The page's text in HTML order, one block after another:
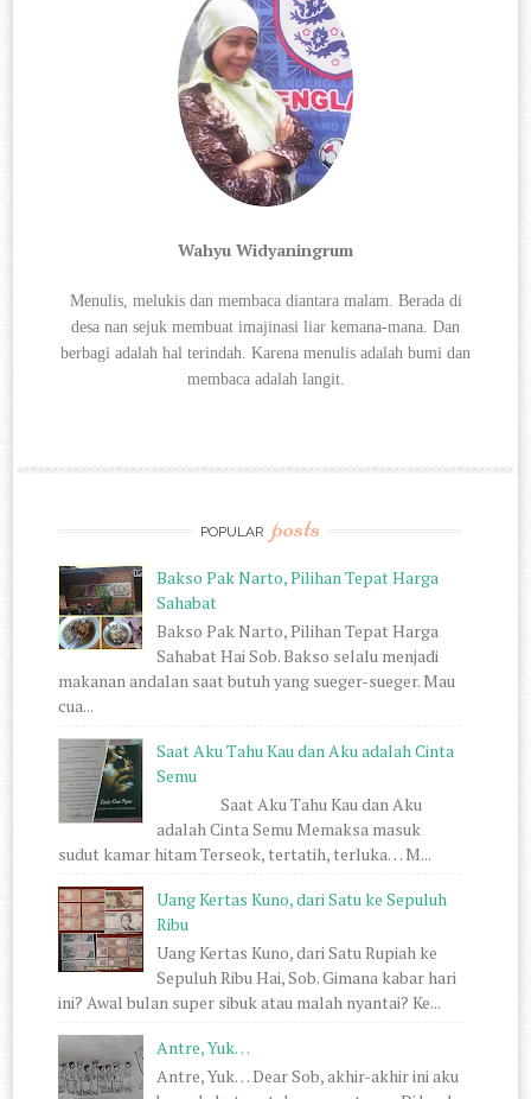
Wahyu Widyaningrum
Menulis, melukis dan membaca diantara malam. Berada di
desa nan sejuk membuat imajinasi liar kemana-mana. Dan
berbagi adalah hal terindah. Karena menulis adalah bumi dan
membaca adalah langit.
POPULAR posts
Bakso Pak Narto, Pilihan Tepat Harga
Sahabat
Bakso Pak Narto, Pilihan Tepat Harga
Sahabat Hai Sob. Bakso selalu menjadi
makanan andalan saat butuh yang sueger-sueger. Mau
cua...
Saat Aku Tahu Kau dan Aku adalah Cinta
Semu
Saat Aku Tahu Kau dan Aku
adalah Cinta Semu Memaksa masuk
sudut kamar hitam Terseok, tertatih, terluka… M...
Uang Kertas Kuno, dari Satu ke Sepuluh
Ribu
Uang Kertas Kuno, dari Satu Rupiah ke
Sepuluh Ribu Hai, Sob. Gimana kabar hari
ini? Awal bulan super sibuk atau malah nyantai? Ke...
Antre, Yuk…
Antre, Yuk… Dear Sob, akhir-akhir ini aku